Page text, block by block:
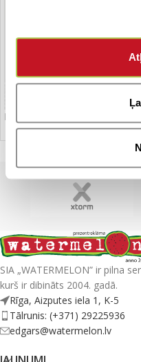
Lietussargs – garais
SIA „WATERMELON” ir pilna
kurš ir dibināts 2004. gadā.
Rīga, Aizputes iela 1, K-5
Tālrunis: (+371) 29225936
edgars@watermelon.lv